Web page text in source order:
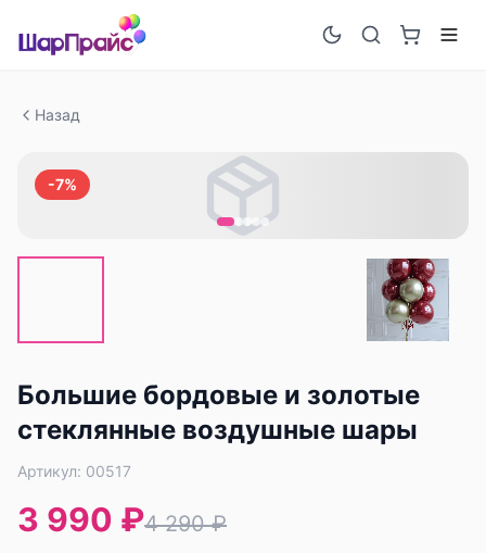
Назад
-7%
Большие бордовые и золотые
стеклянные воздушные шары
Артикул: 00517
3 990 ₽4 290 ₽